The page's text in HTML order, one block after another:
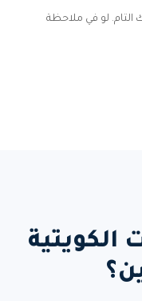
التام. لو في ملاحظة
الكويتية